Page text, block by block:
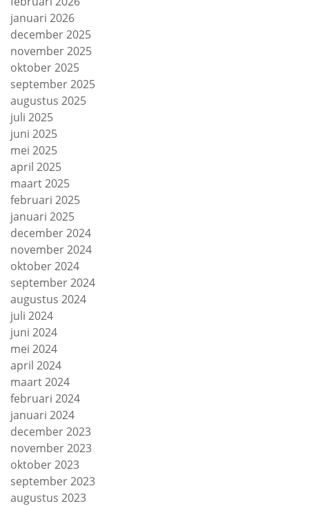
januari 2026
december 2025
november 2025
oktober 2025
september 2025
augustus 2025
juli 2025
juni 2025
mei 2025
april 2025
maart 2025
februari 2025
januari 2025
december 2024
november 2024
oktober 2024
september 2024
augustus 2024
juli 2024
juni 2024
mei 2024
april 2024
maart 2024
februari 2024
januari 2024
december 2023
november 2023
oktober 2023
september 2023
augustus 2023